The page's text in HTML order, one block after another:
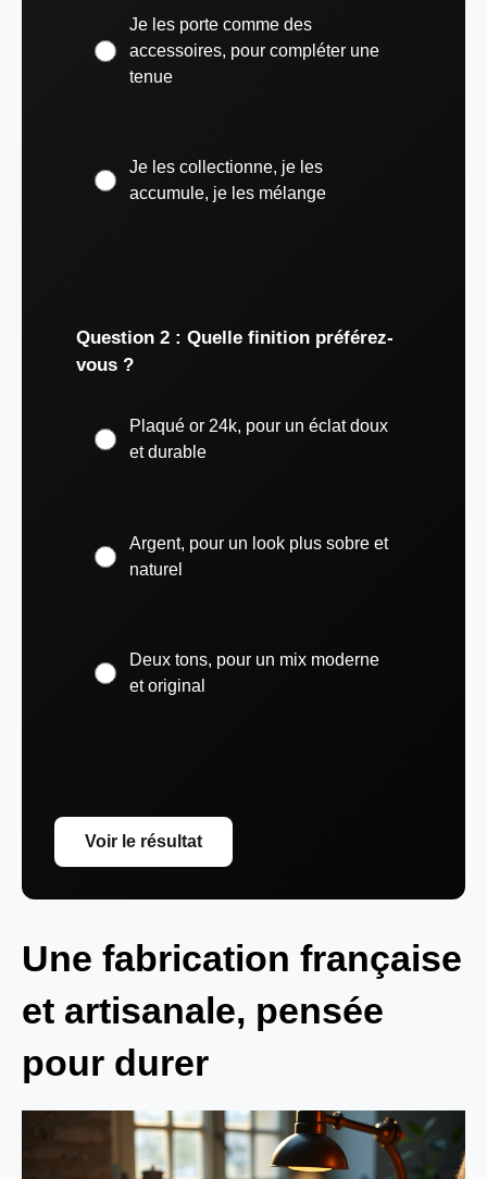
Je les porte comme des
accessoires, pour compléter une
tenue
Je les collectionne, je les
accumule, je les mélange
Question 2 : Quelle finition préférez-
vous ?
Plaqué or 24k, pour un éclat doux
et durable
Argent, pour un look plus sobre et
naturel
Deux tons, pour un mix moderne
et original
Voir le résultat
Une fabrication française
et artisanale, pensée
pour durer